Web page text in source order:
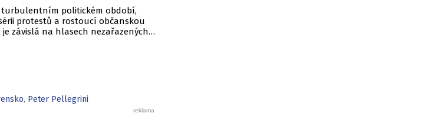
turbulentním politickém období,
protestů a rostoucí občanskou
závislá na hlasech nezařazených
Tomáš Dvorský z Univerzity
, Peter Pellegrini